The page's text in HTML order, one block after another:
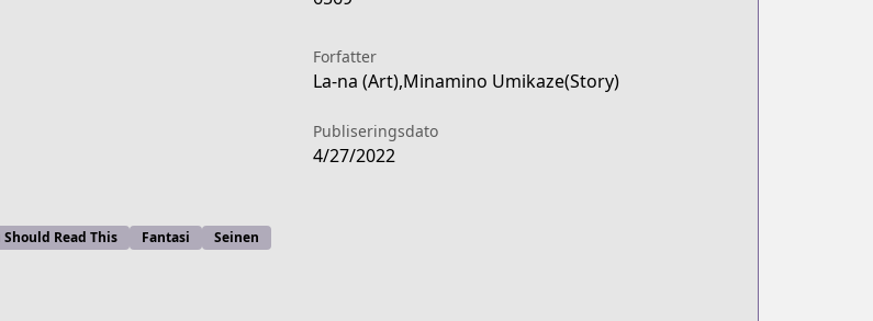
Forfatter
La-na (Art),Minamino Umikaze(Story)
Publiseringsdato
4/27/2022
Read This Fantasi Seinen